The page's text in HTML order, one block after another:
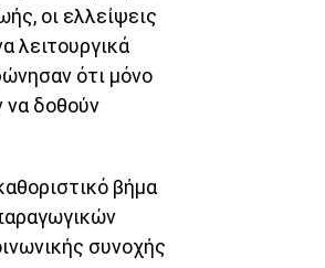
οι ελλείψεις
λειτουργικά
ότι μόνο
να δοθούν
βήμα
συνοχής